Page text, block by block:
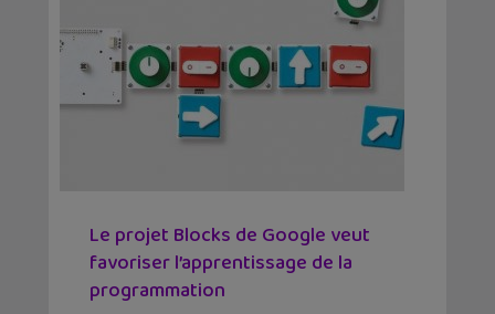
Le projet Blocks de Google veut
favoriser l’apprentissage de la
programmation